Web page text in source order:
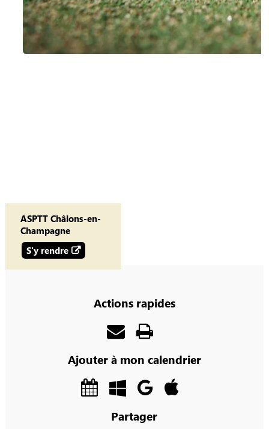
ASPTT Châlons-en-
Champagne
S'y rendre
Actions rapides
Ajouter à mon calendrier
Partager